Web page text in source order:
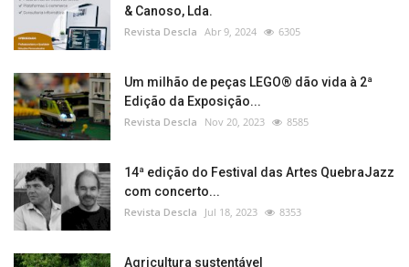
& Canoso, Lda.
Revista Descla Abr 9, 2024 6305
Um milhão de peças LEGO® dão vida à 2ª
Edição da Exposição...
Revista Descla Nov 20, 2023 8585
14ª edição do Festival das Artes QuebraJazz
com concerto...
Revista Descla Jul 18, 2023 8353
Agricultura sustentável